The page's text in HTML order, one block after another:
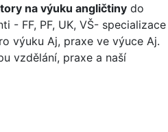
na výuku angličtiny do
- FF, PF, UK, VŠ- specializace
výuku Aj, praxe ve výuce Aj.
vzdělání, praxe a naší